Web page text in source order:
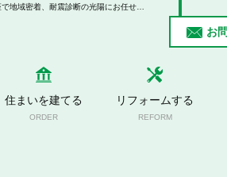
お
住まいを建てる
ORDER
リフォームする
REFORM